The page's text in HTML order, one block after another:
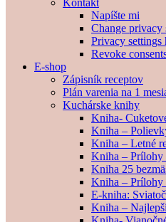
Kontakt
Napíšte mi
Change privacy
Privacy settings
Revoke
E-shop
Zápisník receptov
Plán varenia na 1
Kuchárske knihy
Kniha-
Kniha –
Kniha – Letné
Kniha – Prílohy
Kniha 25
Kniha – Prílohy
E-kniha:
Kniha –